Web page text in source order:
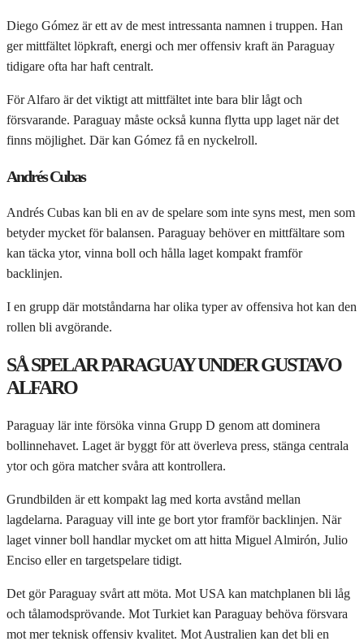
Diego Gómez är ett av de mest intressanta namnen i truppen. Han
ger mittfältet löpkraft, energi och mer offensiv kraft än Paraguay
tidigare ofta har haft centralt.
För Alfaro är det viktigt att mittfältet inte bara blir lågt och
försvarande. Paraguay måste också kunna flytta upp laget när det
finns möjlighet. Där kan Gómez få en nyckelroll.
Andrés Cubas
Andrés Cubas kan bli en av de spelare som inte syns mest, men som
betyder mycket för balansen. Paraguay behöver en mittfältare som
kan täcka ytor, vinna boll och hålla laget kompakt framför
backlinjen.
I en grupp där motståndarna har olika typer av offensiva hot kan den
rollen bli avgörande.
SÅ SPELAR PARAGUAY UNDER GUSTAVO
ALFARO
Paraguay lär inte försöka vinna Grupp D genom att dominera
bollinnehavet. Laget är byggt för att överleva press, stänga centrala
ytor och göra matcher svåra att kontrollera.
Grundbilden är ett kompakt lag med korta avstånd mellan
lagdelarna. Paraguay vill inte ge bort ytor framför backlinjen. När
laget vinner boll handlar mycket om att hitta Miguel Almirón, Julio
Enciso eller en targetspelare tidigt.
Det gör Paraguay svårt att möta. Mot USA kan matchplanen bli låg
och tålamodsprövande. Mot Turkiet kan Paraguay behöva försvara
mot mer teknisk offensiv kvalitet. Mot Australien kan det bli en